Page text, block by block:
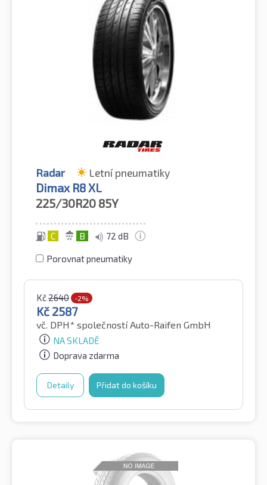
Radar Letní pneumatiky
Dimax R8 XL
225/30R20 85Y
C B 72 dB
Porovnat pneumatiky
Kč2640 -2%
Kč 2587
vč. DPH* společností Auto-Raifen GmbH
NA SKLADĚ
Doprava zdarma
Detaily Přidat do košíku